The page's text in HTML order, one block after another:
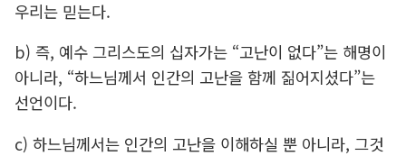
우리는 믿는다.
b) 즉, 예수 그리스도의 십자가는 “고난이 없다”는 해명이
아니라, “하느님께서 인간의 고난을 함께 짊어지셨다”는
선언이다.
c) 하느님께서는 인간의 고난을 이해하실 뿐 아니라, 그것